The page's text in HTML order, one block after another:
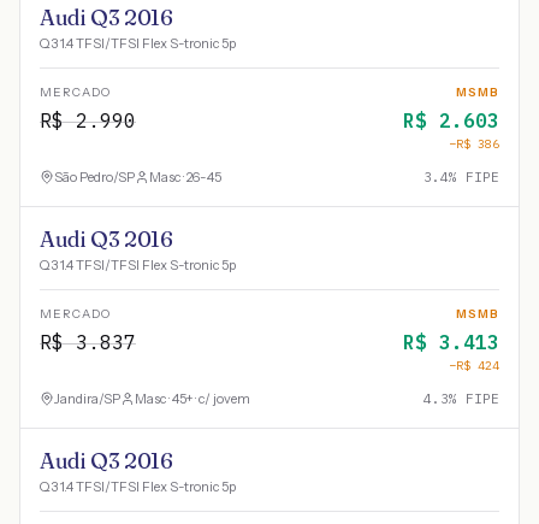
Audi Q3 2016
Q3 1.4 TFSI/TFSI Flex S-tronic 5p
MERCADO
R$2.990
MSMB
R$ 2.603
−R$ 386
São Pedro/SP Masc · 26-45 3.4% FIPE
Audi Q3 2016
Q3 1.4 TFSI/TFSI Flex S-tronic 5p
MERCADO
R$3.837
MSMB
R$ 3.413
−R$ 424
Jandira/SP Masc · 45+ · c/ jovem 4.3% FIPE
Audi Q3 2016
Q3 1.4 TFSI/TFSI Flex S-tronic 5p